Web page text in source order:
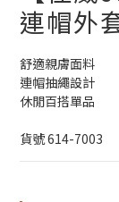
連帽外
舒適親膚面料
連帽抽繩設計
休閒百搭單品
貨號 614-7003